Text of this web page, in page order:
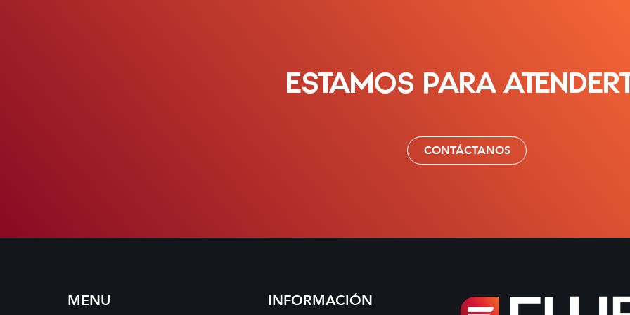
ESTAMOS PARA
CONTÁCTANOS
MENU INFORMACIÓN